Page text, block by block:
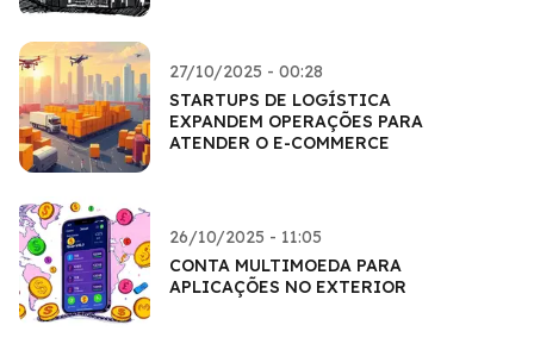
27/10/2025 - 00:28
STARTUPS DE LOGÍSTICA
EXPANDEM OPERAÇÕES PARA
ATENDER O E-COMMERCE
26/10/2025 - 11:05
CONTA MULTIMOEDA PARA
APLICAÇÕES NO EXTERIOR